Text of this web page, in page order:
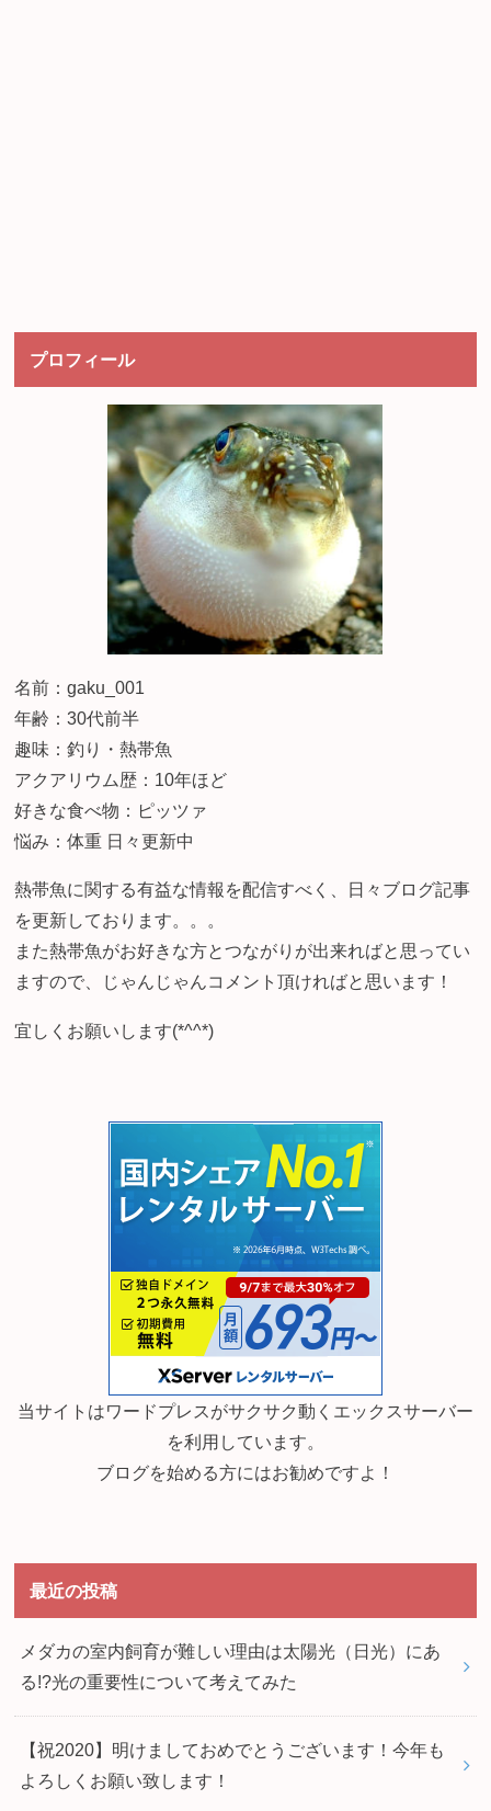
プロフィール
名前：gaku_001
年齢：30代前半
趣味：釣り・熱帯魚
アクアリウム歴：10年ほど
好きな食べ物：ピッツァ
悩み：体重 日々更新中
熱帯魚に関する有益な情報を配信すべく、日々ブログ記事
を更新しております。。。
また熱帯魚がお好きな方とつながりが出来ればと思ってい
ますので、じゃんじゃんコメント頂ければと思います！
宜しくお願いします(*^^*)
当サイトはワードプレスがサクサク動くエックスサーバー
を利用しています。
ブログを始める方にはお勧めですよ！
最近の投稿
メダカの室内飼育が難しい理由は太陽光（日光）にあ
る!?光の重要性について考えてみた
【祝2020】明けましておめでとうございます！今年も
よろしくお願い致します！